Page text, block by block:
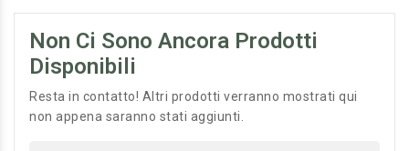
Non Ci Sono Ancora Prodotti
Disponibili
Resta in contatto! Altri prodotti verranno mostrati qui
non appena saranno stati aggiunti.